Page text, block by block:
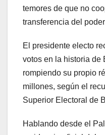
temores de que no
transferencia del
El presidente electo
votos en la historia de
rompiendo su propio
millones, según el
Superior Electoral de
Hablando desde el